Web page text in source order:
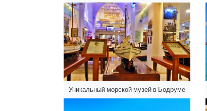
Уникальный морской музей в Бодруме